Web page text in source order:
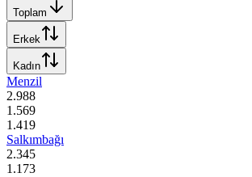
Toplam
Erkek
Kadın
Menzil
2.988
1.569
1.419
Salkımbağı
2.345
1.173